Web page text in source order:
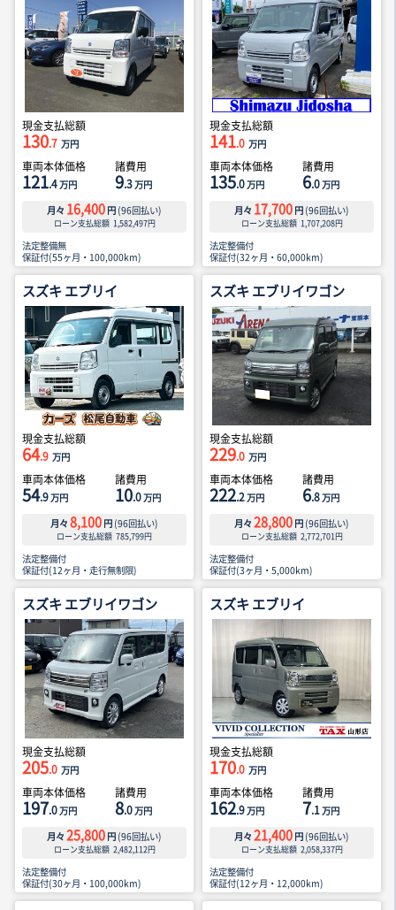
現金支払総額
130.7 万円
車両本体価格
121.4万円
諸費用
9.3万円
月々 16,400 円 (96回払い)
ローン支払総額 1,582,497円
法定整備無
保証付(55ヶ月・100,000km)
現金支払総額
141.0 万円
車両本体価格
135.0万円
諸費用
6.0万円
月々 17,700 円 (96回払い)
ローン支払総額 1,707,208円
法定整備付
保証付(32ヶ月・60,000km)
スズキ エブリイ
現金支払総額
64.9 万円
車両本体価格
54.9万円
諸費用
10.0万円
月々 8,100 円 (96回払い)
ローン支払総額 785,799円
法定整備付
保証付(12ヶ月・走行無制限)
スズキ エブリイワゴン
現金支払総額
229.0 万円
車両本体価格
222.2万円
諸費用
6.8万円
月々 28,800 円 (96回払い)
ローン支払総額 2,772,701円
法定整備付
保証付(3ヶ月・5,000km)
スズキ エブリイワゴン
現金支払総額
205.0 万円
車両本体価格
197.0万円
諸費用
8.0万円
月々 25,800 円 (96回払い)
ローン支払総額 2,482,112円
法定整備付
保証付(30ヶ月・100,000km)
スズキ エブリイ
現金支払総額
170.0 万円
車両本体価格
162.9万円
諸費用
7.1万円
月々 21,400 円 (96回払い)
ローン支払総額 2,058,337円
法定整備付
保証付(12ヶ月・12,000km)